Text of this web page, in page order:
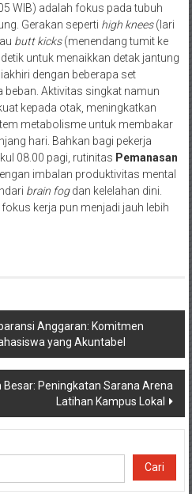
WIB) adalah fokus pada tubuh
Gerakan seperti high knees(lari
butt kicks(menendang tumit ke
untuk menaikkan detak jantung
dengan beberapa set
beban. Aktivitas singkat namun
kepada otak, meningkatkan
metabolisme untuk membakar
hari. Bahkan bagi pekerja
08.00 pagi, rutinitas Pemanasan
imbalan produktivitas mental
brain fogdan kelelahan dini.
fokus kerja pun menjadi jauh lebih
Anggaran: Komitmen
yang Akuntabel
Besar: Peningkatan Sarana Arena
Latihan Kampus Lokal
Cari